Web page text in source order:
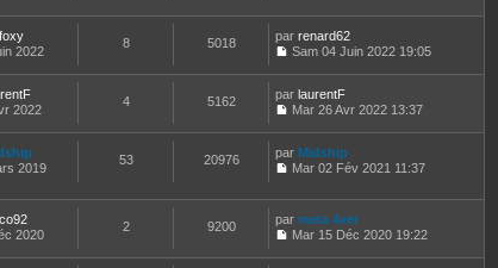
e
s
a
g
e
m
e
s
a
g
e
n
m
e
s
a
g
l
e
d
n
m
e
s
a
g
l
t
e
l
e
d
n
r
m
e
s
s
u
l
t
e
l
e
d
r
i
e
r
2022
8 5018 par renard62
o
n
s
t
e
l
e
d
Sam 04 Juin 2022 19:05
2022
4 5162 par laurentF
o
n
s
l
t
e
l
Mar 26 Avr 2022 13:37
2019
53 20976 par Midship
s
u
l
Mar 02 Fév 2021 11:37
2020
2 9200 par meta 4xer
o
Mar 15 Déc 2020 19:22